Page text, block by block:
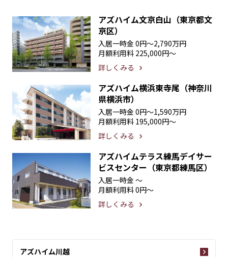
アズハイム川越
アズハイム文京白山（東京都文
京区）
入居一時金 0円〜2,790万円
月額利用料 225,000円〜
詳しくみる
アズハイム横浜東寺尾（神奈川
県横浜市）
入居一時金 0円〜1,590万円
月額利用料 195,000円〜
詳しくみる
アズハイムテラス練馬デイサー
ビスセンター（東京都練馬区）
入居一時金 〜
月額利用料0円〜
詳しくみる